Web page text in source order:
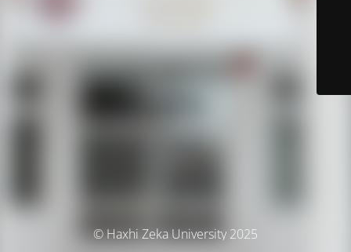
© Haxhi Zeka University 2025